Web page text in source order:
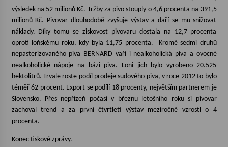
Ozvěny prázdnin
14. 7. 2026
odkaz Josefa Čapka
13. 7. 2026
Želiv
výsledek na 52 milionů Kč. Tržby za pivo stouply o 4,6 procenta na 391,5
milionů Kč. Pivovar dlouhodobě zvyšuje výstav a daří se mu snižovat
náklady. Díky tomu se ziskovost pivovaru dostala na 12,7 procenta
oproti loňskému roku, kdy byla 11,75 procenta.
Kromě sedmi druhů
nepasterizovaného piva BERNARD vaří i nealkoholická piva a ovocné
nealkoholické nápoje na bázi piva. Loni jich bylo vyrobeno 20.525
hektolitrů. Trvale roste podíl prodeje sudového piva, v roce 2012 to bylo
téměř 62 procent. Export se podílí 18 procenty, největším partnerem je
Slovensko. Přes nepřízeň počasí v březnu letošního roku si pivovar
zachoval trend a za první čtvrtletí výstav meziročně vzrostl o 4
procenta.
Konec tiskové zprávy.